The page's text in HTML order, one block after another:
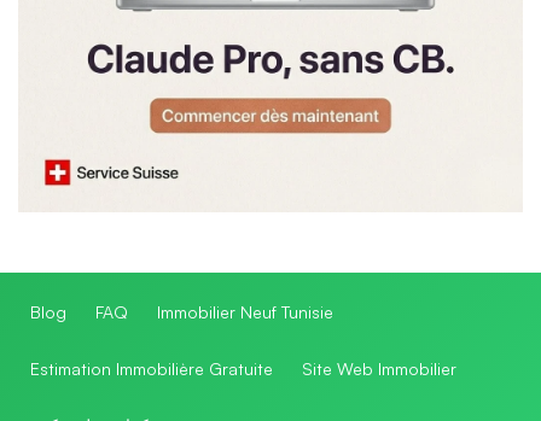
Blog FAQ Immobilier Neuf Tunisie
Estimation Immobilière Gratuite Site Web Immobilier